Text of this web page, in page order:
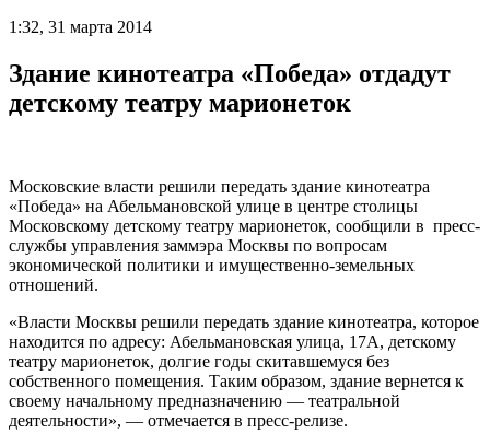
1:32, 31 марта 2014
Здание кинотеатра «Победа» отдадут
детскому театру марионеток
Московские власти решили передать здание кинотеатра
«Победа» на Абельмановской улице в центре столицы
Московскому детскому театру марионеток, сообщили в пресс-
службы управления заммэра Москвы по вопросам
экономической политики и имущественно-земельных
отношений.
«Власти Москвы решили передать здание кинотеатра, которое
находится по адресу: Абельмановская улица, 17А, детскому
театру марионеток, долгие годы скитавшемуся без
собственного помещения. Таким образом, здание вернется к
своему начальному предназначению — театральной
деятельности», — отмечается в пресс-релизе.